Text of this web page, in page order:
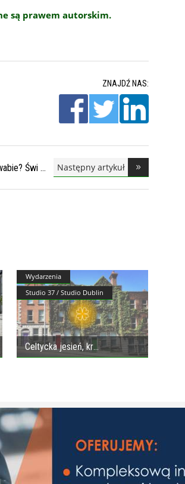
są prawem autorskim.
ZNAJDŹ NAS:
Świ Następny artykuł
Wydarzenia
Studio 37 / Studio Dublin
Celtycka jesień, kr